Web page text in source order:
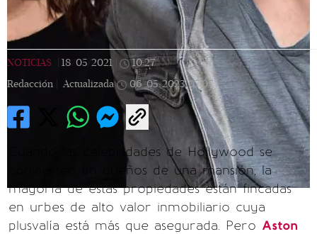
NOTICIAS 18/05/2021 10:27 |
Redacción |
Actualizada 06/05/2023 07:07
Cuando las celebridades de Hollywood se
convierten en dueños de una mansión, la
mayoría de estas propiedades están fincadas
en urbes de alto valor inmobiliario cuya
plusvalía está más que asegurada. Pero Aston